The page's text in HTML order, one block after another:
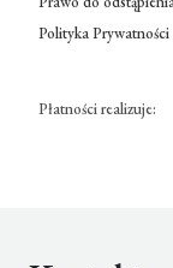
Polityka Prywatności
Płatności realizuje: